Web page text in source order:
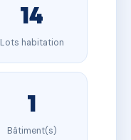
14
Lots habitation
1
Bâtiment(s)